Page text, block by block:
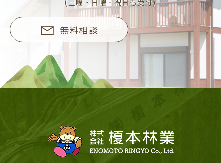
(土曜・日曜・祝日も受付)
無料相談